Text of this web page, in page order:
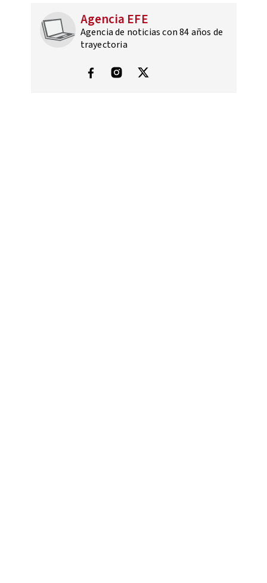
Agencia EFE
Agencia de noticias con 84 años de
trayectoria